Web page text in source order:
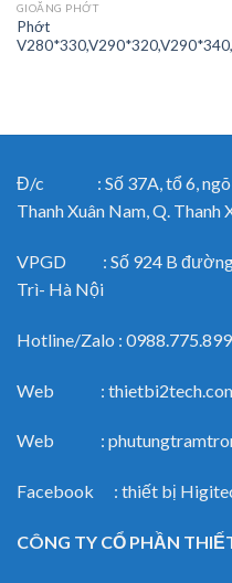
GIOĂNG PHỚT
Phớt
Đ/c : Số 37A, tổ 6, ngõ
Thanh Xuân Nam, Q. Thanh
VPGD : Số 924 B đường
Trì- Hà Nội
Hotline/Zalo : 0988.775.899
Web :
Web :
Facebook : thiết bị
CÔNG TY CỔ PHẦN